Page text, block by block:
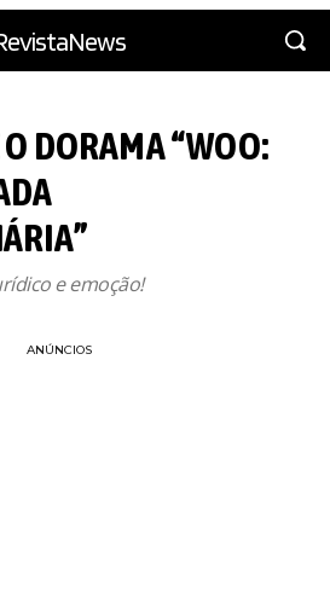
DORAMA “WOO:
e emoção!
ANÚNCIOS